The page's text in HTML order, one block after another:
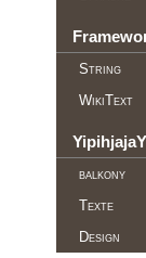
String
WikiText
balkony
Texte
Design